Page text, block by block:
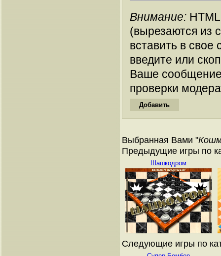
Внимание:
(вырезаются из
вставить в
введите или
Ваше
проверки
Выбранная Вами "
Предыдущие игры по
Шашкодром
Следующие игры по